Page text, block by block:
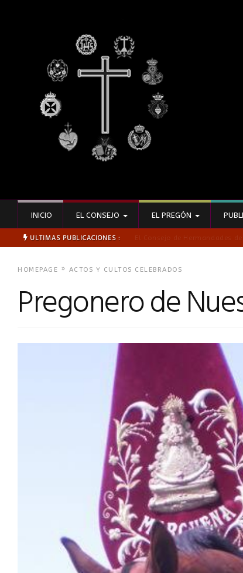
INICIO EL CONSEJO EL PREGÓN
ULTIMAS PUBLICACIONES :
HOMEPAGE » ACTOS Y CULTOS CELEBRADOS
Pregonero de